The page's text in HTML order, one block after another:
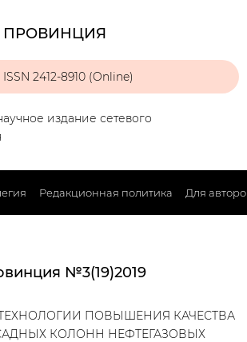
ПРОВИНЦИЯ
ISSN 2412-8910 (Online)
издание сетевого
Редакционная политика Для
№3(19)2019
ПОВЫШЕНИЯ КАЧЕСТВА
КОЛОНН НЕФТЕГАЗОВЫХ